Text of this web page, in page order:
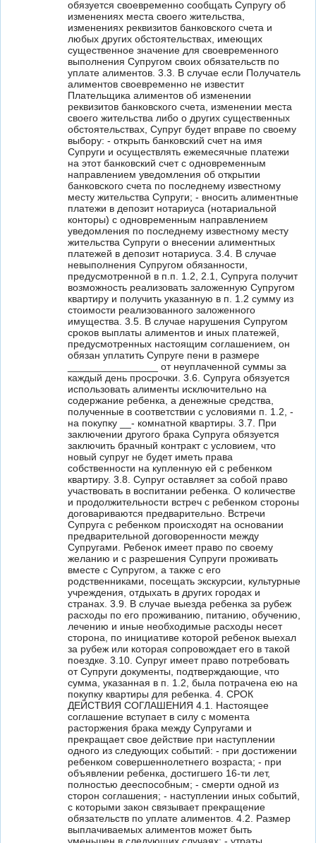
обязуется своевременно сообщать Супругу об
изменениях места своего жительства,
изменениях реквизитов банковского счета и
любых других обстоятельствах, имеющих
существенное значение для своевременного
выполнения Супругом своих обязательств по
уплате алиментов. 3.3. В случае если Получатель
алиментов своевременно не известит
Плательщика алиментов об изменении
реквизитов банковского счета, изменении места
своего жительства либо о других существенных
обстоятельствах, Супруг будет вправе по своему
выбору: - открыть банковский счет на имя
Супруги и осуществлять ежемесячные платежи
на этот банковский счет с одновременным
направлением уведомления об открытии
банковского счета по последнему известному
месту жительства Супруги; - вносить алиментные
платежи в депозит нотариуса (нотариальной
конторы) с одновременным направлением
уведомления по последнему известному месту
жительства Супруги о внесении алиментных
платежей в депозит нотариуса. 3.4. В случае
невыполнения Супругом обязанности,
предусмотренной в п.п. 1.2, 2.1, Супруга получит
возможность реализовать заложенную Супругом
квартиру и получить указанную в п. 1.2 сумму из
стоимости реализованного заложенного
имущества. 3.5. В случае нарушения Супругом
сроков выплаты алиментов и иных платежей,
предусмотренных настоящим соглашением, он
обязан уплатить Супруге пени в размере
________________ от неуплаченной суммы за
каждый день просрочки. 3.6. Супруга обязуется
использовать алименты исключительно на
содержание ребенка, а денежные средства,
полученные в соответствии с условиями п. 1.2, -
на покупку __- комнатной квартиры. 3.7. При
заключении другого брака Супруга обязуется
заключить брачный контракт с условием, что
новый супруг не будет иметь права
собственности на купленную ей с ребенком
квартиру. 3.8. Супруг оставляет за собой право
участвовать в воспитании ребенка. О количестве
и продолжительности встреч с ребенком стороны
договариваются предварительно. Встречи
Супруга с ребенком происходят на основании
предварительной договоренности между
Супругами. Ребенок имеет право по своему
желанию и с разрешения Супруги проживать
вместе с Супругом, а также с его
родственниками, посещать экскурсии, культурные
учреждения, отдыхать в других городах и
странах. 3.9. В случае выезда ребенка за рубеж
расходы по его проживанию, питанию, обучению,
лечению и иные необходимые расходы несет
сторона, по инициативе которой ребенок выехал
за рубеж или которая сопровождает его в такой
поездке. 3.10. Супруг имеет право потребовать
от Супруги документы, подтверждающие, что
сумма, указанная в п. 1.2, была потрачена ею на
покупку квартиры для ребенка. 4. СРОК
ДЕЙСТВИЯ СОГЛАШЕНИЯ 4.1. Настоящее
соглашение вступает в силу с момента
расторжения брака между Супругами и
прекращает свое действие при наступлении
одного из следующих событий: - при достижении
ребенком совершеннолетнего возраста; - при
объявлении ребенка, достигшего 16-ти лет,
полностью дееспособным; - смерти одной из
сторон соглашения; - наступлении иных событий,
с которыми закон связывает прекращение
обязательств по уплате алиментов. 4.2. Размер
выплачиваемых алиментов может быть